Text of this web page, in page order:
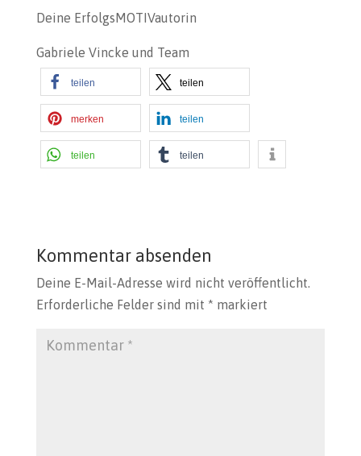
Deine ErfolgsMOTIVautorin
Gabriele Vincke und Team
teilen teilen
merken teilen
teilen teilen
Kommentar absenden
Deine E-Mail-Adresse wird nicht veröffentlicht.
Erforderliche Felder sind mit * markiert